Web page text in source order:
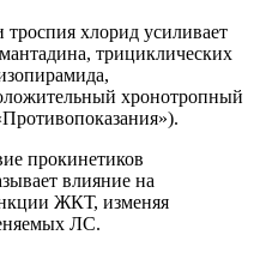
хлорид усиливает
трициклических
хронотропный
прокинетиков
влияние на
ЖКТ, изменяя
ЛС.